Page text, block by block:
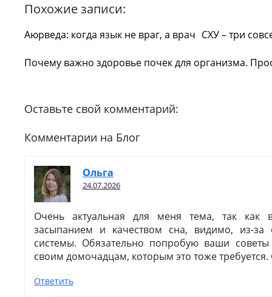
Похожие записи:
Аюрведа: когда язык не враг, а врач СХУ – три
Почему важно здоровье почек для организма.
Оставьте свой комментарий:
Комментарии на Блог
Ольга
24.07.2026
Очень актуальная для меня тема, так
засыпанием и качеством сна, видимо, из-за
системы. Обязательно попробую ваши
своим домочадцам, которым это тоже требуется.
Ответить